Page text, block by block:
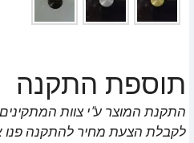
תוספת התקנה
התקנת המוצר ע"י צוות
לקבלת הצעת מחיר להתקנה פנו